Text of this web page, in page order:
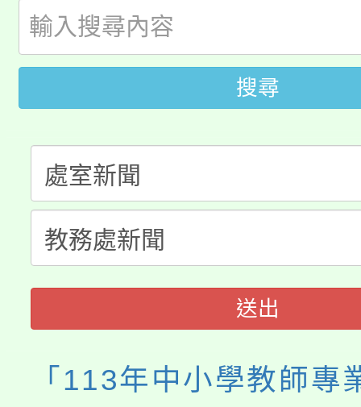
代理(課)教師甄選結果(
「2026金融保險知識
車」活動
桃園市115學年度學生
生本土語及新住民語歌
公告本校115學年度第
代理(課)教師甄選結果(
公告本校115學年度第
代理(課)教師甄選結果(
轉知中國文化大學推廣
《TA101》溝通分析基
心理、諮商輔導、社會
系所師生報名參加。
搜尋
送出
「113年中小學教師專